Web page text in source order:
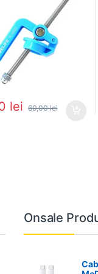
lei 60,00lei
Onsale